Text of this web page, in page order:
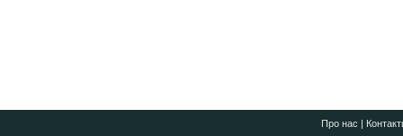
Про нас |